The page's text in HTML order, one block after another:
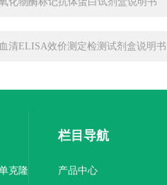
清ELISA效价测定检测试剂盒说明书
克隆
栏目导航
产品中心